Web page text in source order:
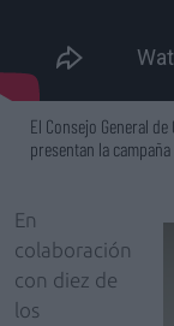
El Consejo General
presentan la
En
colaboración
con diez de
los